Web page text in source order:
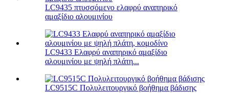
LC9435 πτυσσόμενο ελαφρύ αναπηρικό
αμαξίδιο αλουμινίου
LC9433 Ελαφρύ αναπηρικό αμαξίδιο
αλουμινίου με ψηλή πλάτη...
LC9515C Πολυλειτουργικό βοήθημα βάδισης